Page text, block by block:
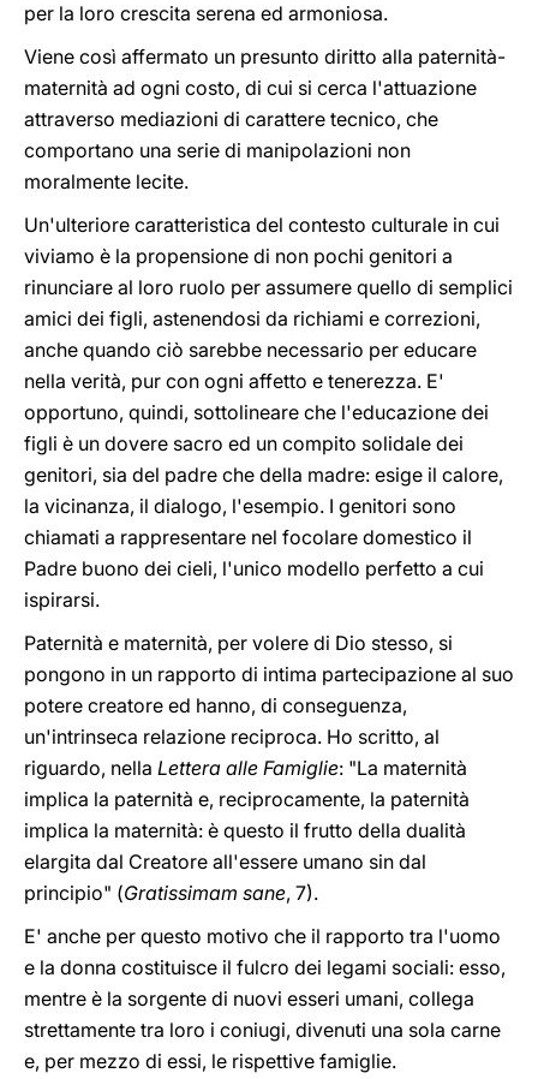
per la loro crescita serena ed armoniosa.
Viene così affermato un presunto diritto alla paternità-
maternità ad ogni costo, di cui si cerca l'attuazione
attraverso mediazioni di carattere tecnico, che
comportano una serie di manipolazioni non
moralmente lecite.
Un'ulteriore caratteristica del contesto culturale in cui
viviamo è la propensione di non pochi genitori a
rinunciare al loro ruolo per assumere quello di semplici
amici dei figli, astenendosi da richiami e correzioni,
anche quando ciò sarebbe necessario per educare
nella verità, pur con ogni affetto e tenerezza. E'
opportuno, quindi, sottolineare che l'educazione dei
figli è un dovere sacro ed un compito solidale dei
genitori, sia del padre che della madre: esige il calore,
la vicinanza, il dialogo, l'esempio. I genitori sono
chiamati a rappresentare nel focolare domestico il
Padre buono dei cieli, l'unico modello perfetto a cui
ispirarsi.
Paternità e maternità, per volere di Dio stesso, si
pongono in un rapporto di intima partecipazione al suo
potere creatore ed hanno, di conseguenza,
un'intrinseca relazione reciproca. Ho scritto, al
riguardo, nella Lettera alle Famiglie: "La maternità
implica la paternità e, reciprocamente, la paternità
implica la maternità: è questo il frutto della dualità
elargita dal Creatore all'essere umano sin dal
principio" (Gratissimam sane, 7).
E' anche per questo motivo che il rapporto tra l'uomo
e la donna costituisce il fulcro dei legami sociali: esso,
mentre è la sorgente di nuovi esseri umani, collega
strettamente tra loro i coniugi, divenuti una sola carne
e, per mezzo di essi, le rispettive famiglie.